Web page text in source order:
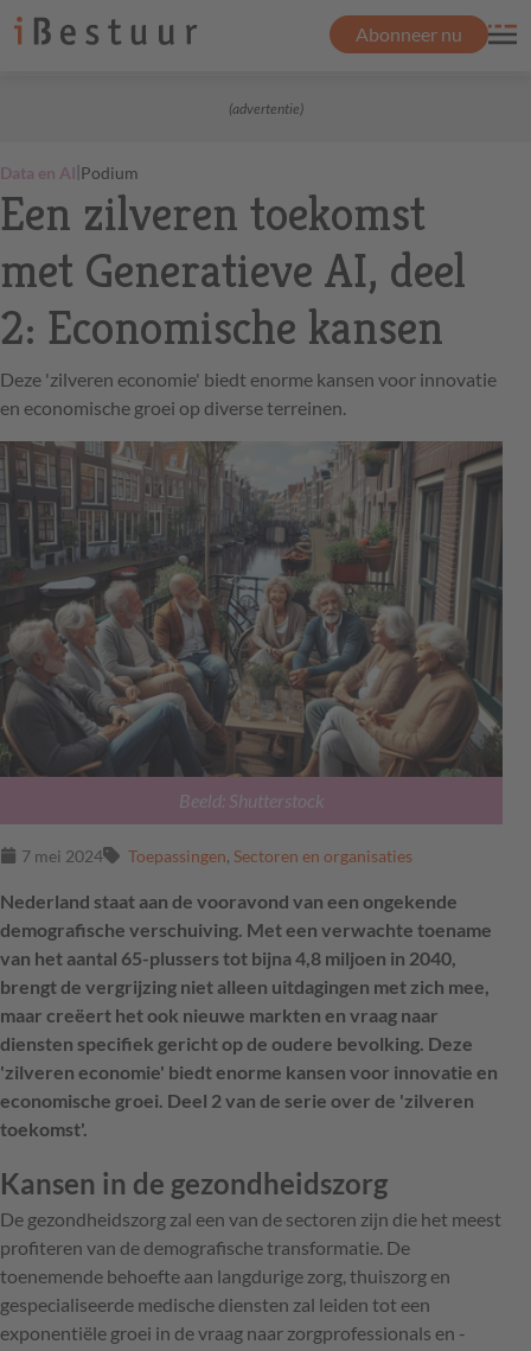
Abonneer nu
(advertentie)
Data en AI|Podium
Een zilveren toekomst
met Generatieve AI, deel
2: Economische kansen
Deze 'zilveren economie' biedt enorme kansen voor innovatie
en economische groei op diverse terreinen.
Beeld: Shutterstock
7 mei 2024 Toepassingen, Sectoren en organisaties
Nederland staat aan de vooravond van een ongekende
demografische verschuiving. Met een verwachte toename
van het aantal 65-plussers tot bijna 4,8 miljoen in 2040,
brengt de vergrijzing niet alleen uitdagingen met zich mee,
maar creëert het ook nieuwe markten en vraag naar
diensten specifiek gericht op de oudere bevolking. Deze
'zilveren economie' biedt enorme kansen voor innovatie en
economische groei. Deel 2 van de serie over de 'zilveren
toekomst'.
Kansen in de gezondheidszorg
De gezondheidszorg zal een van de sectoren zijn die het meest
profiteren van de demografische transformatie. De
toenemende behoefte aan langdurige zorg, thuiszorg en
gespecialiseerde medische diensten zal leiden tot een
exponentiële groei in de vraag naar zorgprofessionals en -